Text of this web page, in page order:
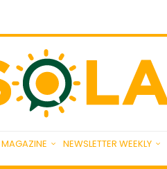
MAGAZINE NEWSLETTER WEEKLY